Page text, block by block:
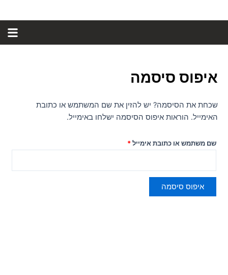
איפוס סיסמה
שכחת את הסיסמה? יש להזין את שם המשתמש או כתובת
האימייל. הוראות איפוס הסיסמה ישלחו באימייל.
שם משתמש או כתובת אימייל*
איפוס סיסמה